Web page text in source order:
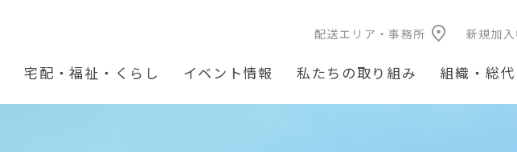
配送エリア・事務所 新規加
宅配・福祉・くらし イベント情報 私たちの取り組み 組織・総代